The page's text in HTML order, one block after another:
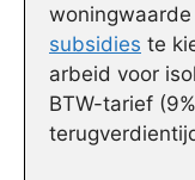
subsidies te
arbeid voor
BTW-tarief